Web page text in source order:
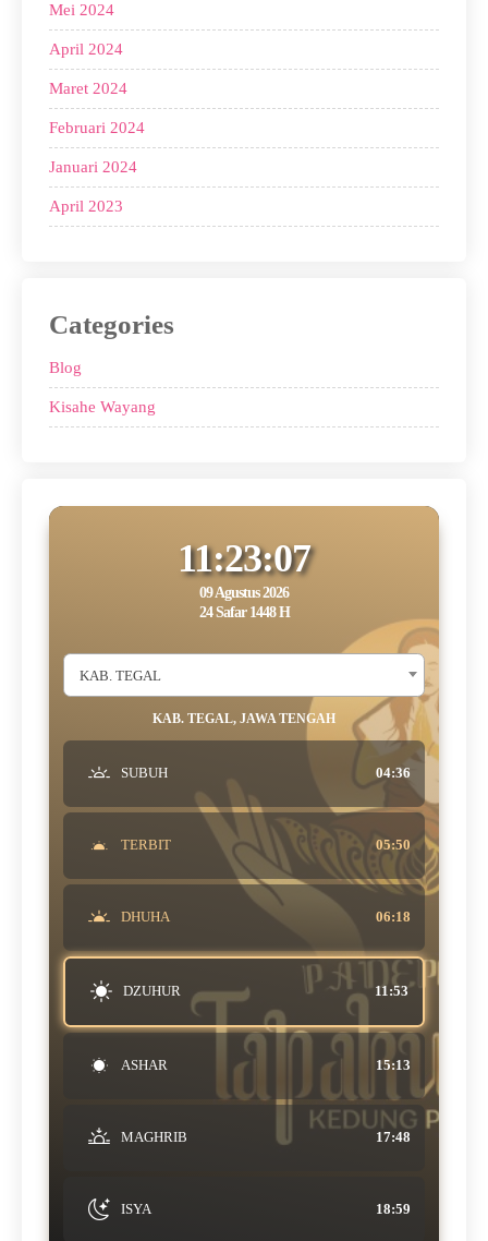
Mei 2024
April 2024
Maret 2024
Februari 2024
Januari 2024
April 2023
Categories
Blog
Kisahe Wayang
11:23:07
09 Agustus 2026
24 Safar 1448 H
KAB. TEGAL
KAB. TEGAL, JAWA TENGAH
SUBUH 04:36
TERBIT 05:50
DHUHA 06:18
DZUHUR 11:53
ASHAR 15:13
MAGHRIB 17:48
ISYA 18:59